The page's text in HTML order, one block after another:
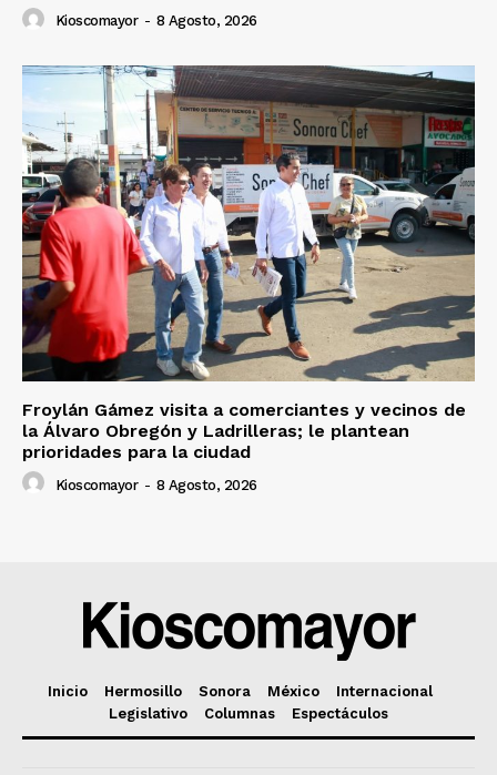
Kioscomayor - 8 Agosto, 2026
Froylán Gámez visita a comerciantes y vecinos de
la Álvaro Obregón y Ladrilleras; le plantean
prioridades para la ciudad
Kioscomayor - 8 Agosto, 2026
Inicio Hermosillo Sonora México
Internacional
Legislativo
Columnas Espectáculos